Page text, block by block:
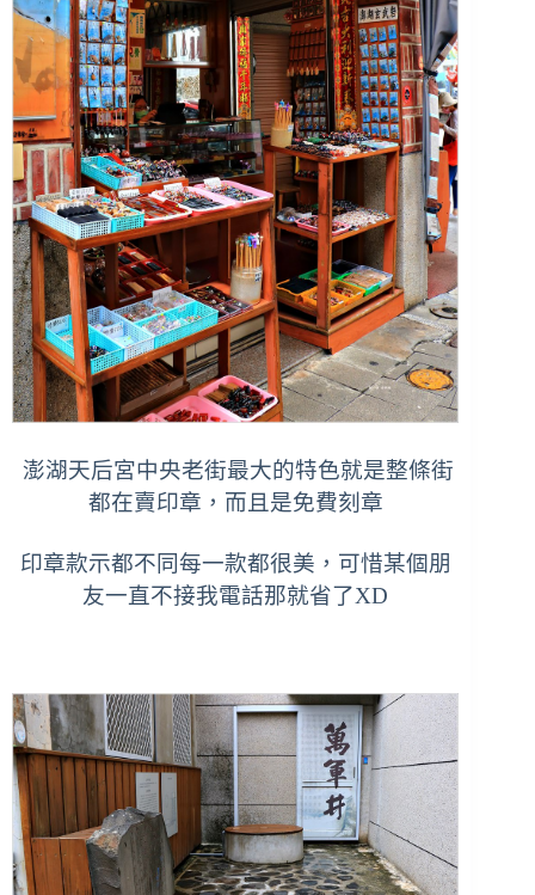
澎湖天后宮中央老街最大的特色就是整條街
都在賣印章，而且是免費刻章
印章款示都不同每一款都很美，可惜某個朋
友一直不接我電話那就省了XD